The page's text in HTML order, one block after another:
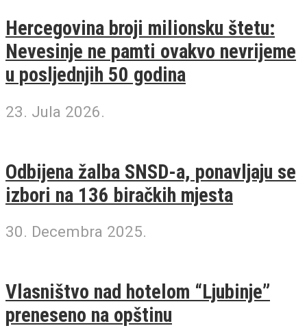
Hercegovina broji milionsku štetu:
Nevesinje ne pamti ovakvo nevrijeme
u posljednjih 50 godina
23. Jula 2026.
Odbijena žalba SNSD-a, ponavljaju se
izbori na 136 biračkih mjesta
30. Decembra 2025.
Vlasništvo nad hotelom “Ljubinje”
preneseno na opštinu